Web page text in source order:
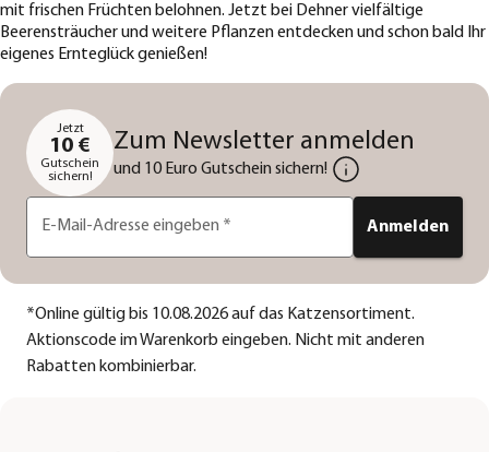
mit frischen Früchten belohnen. Jetzt bei Dehner vielfältige
Beerensträucher und weitere Pflanzen entdecken und schon bald Ihr
eigenes Ernteglück genießen!
Jetzt
10 €
Gutschein
sichern!
Zum Newsletter anmelden
und 10 Euro Gutschein sichern!
E-Mail-Adresse eingeben * Anmelden
*Online gültig bis 10.08.2026 auf das Katzensortiment.
Aktionscode im Warenkorb eingeben. Nicht mit anderen
Rabatten kombinierbar.